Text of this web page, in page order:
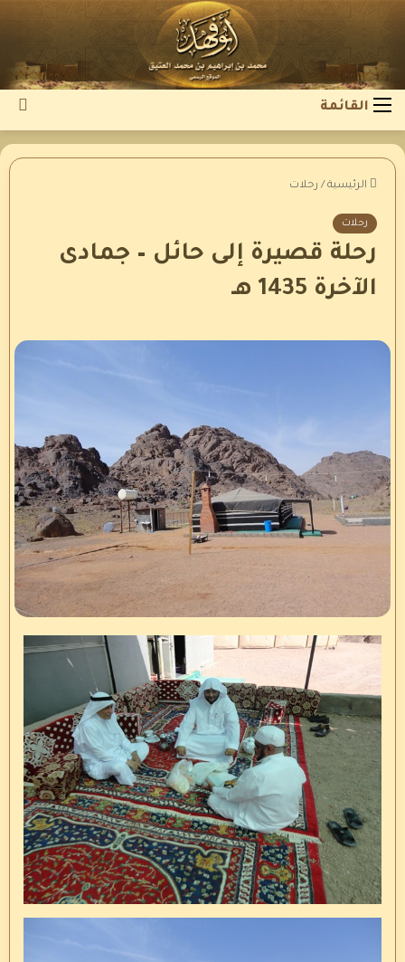
القائمة
الرئيسية / رحلات
رحلات
رحلة قصيرة إلى حائل – جمادى
الآخرة 1435 هـ